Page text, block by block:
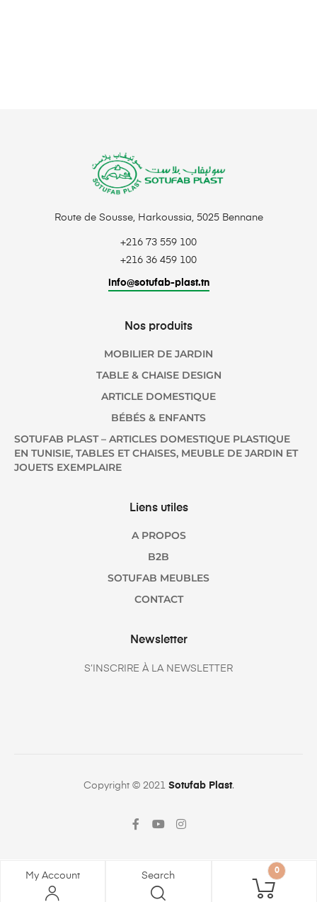
Route de Sousse, Harkoussia, 5025 Bennane
+216 73 559 100
+216 36 459 100
info@sotufab-plast.tn
Nos produits
MOBILIER DE JARDIN
TABLE & CHAISE DESIGN
ARTICLE DOMESTIQUE
BÉBÉS & ENFANTS
SOTUFAB PLAST – ARTICLES DOMESTIQUE PLASTIQUE
EN TUNISIE, TABLES ET CHAISES, MEUBLE DE JARDIN ET
JOUETS EXEMPLAIRE
Liens utiles
A PROPOS
B2B
SOTUFAB MEUBLES
CONTACT
Newsletter
S’INSCRIRE À LA NEWSLETTER
Copyright © 2021 Sotufab Plast.
My Account Search 0